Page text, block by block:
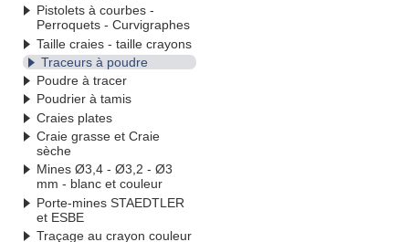
Pistolets à courbes -
Perroquets - Curvigraphes
Taille craies - taille crayons
Traceurs à poudre
Poudre à tracer
Poudrier à tamis
Craies plates
Craie grasse et Craie
sèche
Mines Ø3,4 - Ø3,2 - Ø3
mm - blanc et couleur
Porte-mines STAEDTLER
et ESBE
Traçage au crayon couleur